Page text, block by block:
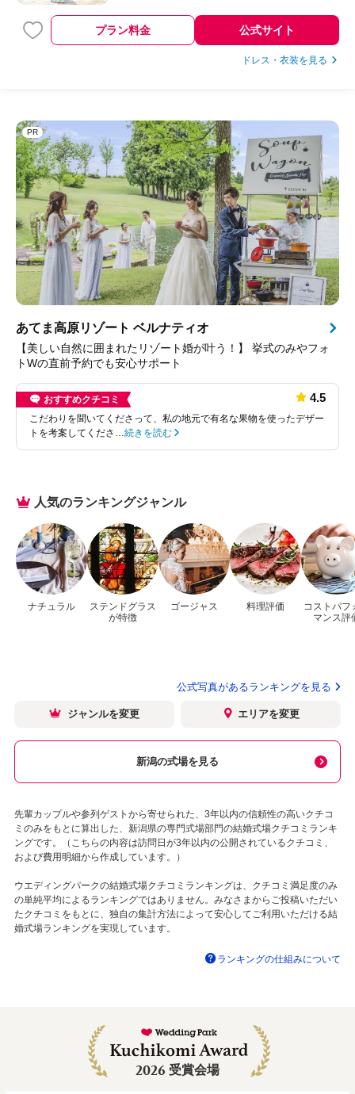
プラン料金 公式サイト
ドレス・衣装を見る
PR
あてま高原リゾート ベルナティオ
【美しい自然に囲まれたリゾート婚が叶う！】 挙式のみやフォ
トWの直前予約でも安心サポート
おすすめクチコミ 4.5
こだわりを聞いてくださって、私の地元で有名な果物を使ったデザー
トを考案してくださ… 続きを読む
人気のランキングジャンル
ナチュラル
ステンドグラス
が特徴
ゴージャス 料理評価
コストパフ
マンス評
公式写真があるランキングを見る
ジャンルを変更 エリアを変更
新潟の式場を見る
先輩カップルや参列ゲストから寄せられた、3年以内の信頼性の高いクチコ
ミのみをもとに算出した、新潟県の専門式場部門の結婚式場クチコミランキ
ングです。（こちらの内容は訪問日が3年以内の公開されているクチコミ、
および費用明細から作成しています。）
ウエディングパークの結婚式場クチコミランキングは、クチコミ満足度のみ
の単純平均によるランキングではありません。みなさまからご投稿いただい
たクチコミをもとに、独自の集計方法によって安心してご利用いただける結
婚式場ランキングを実現しています。
ランキングの仕組みについて
2026 受賞会場